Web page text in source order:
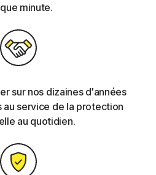
minute.
sur nos dizaines d'années
service de la protection
au quotidien.